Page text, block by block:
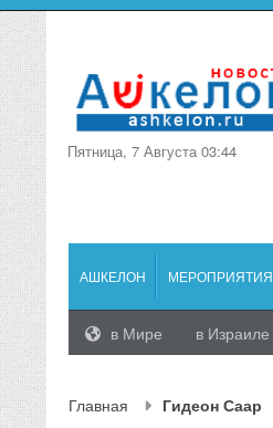
Пятница, 7 Августа 03:44
АШКЕЛОН МЕРОПРИЯТИЯ
в Мире в Израиле
Главная Гидеон Саар